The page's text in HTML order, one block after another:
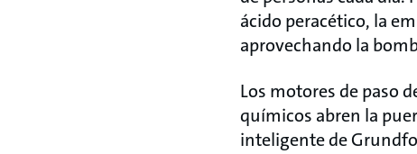
ácido peracético, la
aprovechando la
Los motores de paso
químicos abren la
inteligente de